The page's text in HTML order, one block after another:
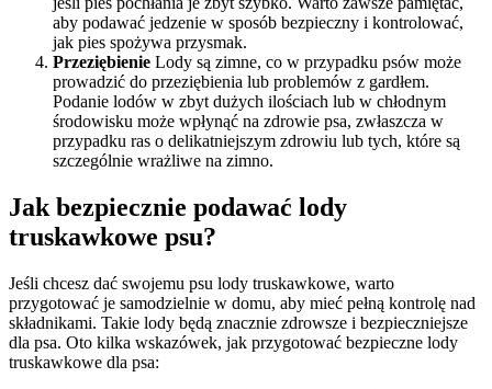
aby podawać jedzenie w sposób bezpieczny i kontrolować,
jak pies spożywa przysmak.
Przeziębienie Lody są zimne, co w przypadku psów może
prowadzić do przeziębienia lub problemów z gardłem.
Podanie lodów w zbyt dużych ilościach lub w chłodnym
środowisku może wpłynąć na zdrowie psa, zwłaszcza w
przypadku ras o delikatniejszym zdrowiu lub tych, które są
szczególnie wrażliwe na zimno.
Jak bezpiecznie podawać lody
truskawkowe psu?
Jeśli chcesz dać swojemu psu lody truskawkowe, warto
przygotować je samodzielnie w domu, aby mieć pełną kontrolę nad
składnikami. Takie lody będą znacznie zdrowsze i bezpieczniejsze
dla psa. Oto kilka wskazówek, jak przygotować bezpieczne lody
truskawkowe dla psa: